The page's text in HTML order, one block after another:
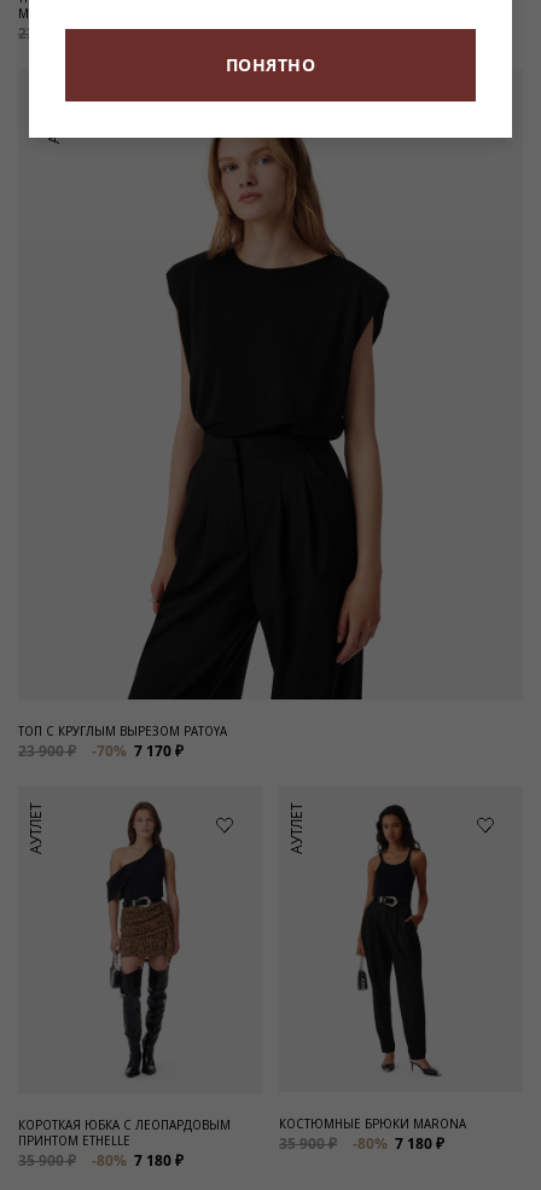
MARLENE
23 900 ₽ -70%7 170 ₽
ТОП С КРУГЛЫМ ВЫРЕЗОМ PATOYA
23 900 ₽ -70% 7 170 ₽
АУТЛЕТ
КОРОТКАЯ ЮБКА С ЛЕОПАРДОВЫМ
ПРИНТОМ ETHELLE
35 900 ₽ -80% 7 180 ₽
АУТЛЕТ
КОСТЮМНЫЕ БРЮКИ MARONA
35 900 ₽ -80% 7 180 ₽
ПОНЯТНО